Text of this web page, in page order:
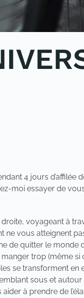
4 jours d’affilée
moi essayer de
voyageant à
vous atteignent
de quitter le monde
trop (même si
se transforment en
sous et autour
à prendre de